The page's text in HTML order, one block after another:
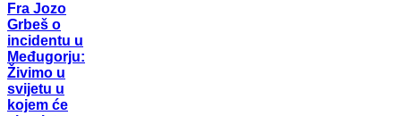
Fra Jozo
Grbeš o
incidentu u
Međugorju:
Živimo u
svijetu u
kojem će